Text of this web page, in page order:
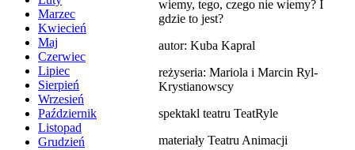
Marzec
Kwiecień
Maj
Czerwiec
Lipiec
Sierpień
Wrzesień
Październik
Listopad
Grudzień
wiemy, tego, czego nie wiemy? I
gdzie to jest?
autor: Kuba Kapral
reżyseria: Mariola i Marcin Ryl-
Krystianowscy
spektakl teatru TeatRyle
materiały Teatru Animacji